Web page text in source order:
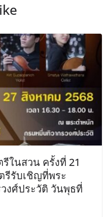
ในสวน ครั้งที่ 21
รับเชิญที่พระ
งศ์ประวัติ วันพุธที่